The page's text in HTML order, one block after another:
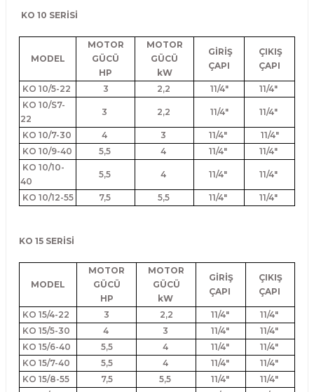
KO 10 SERİSİ
MODEL
MOTOR
GÜCÜ
HP
MOTOR
GÜCÜ
kW
GİRİŞ
ÇAPI
ÇIKIŞ
ÇAPI
KO 10/5-22 3 2,2 11/4"
11/4"
KO 10/S7-
22
3 2,2 11/4" 11/4"
KO 10/7-30 4 3 11/4"
11/4"
KO 10/9-40
5,5 4 11/4"
11/4"
KO 10/10-
40
5,5 4 11/4" 11/4"
KO 10/12-55 7,5 5,5 11/4" 11/4"
KO 15 SERİSİ
MODEL
MOTOR
GÜCÜ
HP
MOTOR
GÜCÜ
kW
GİRİŞ
ÇAPI
ÇIKIŞ
ÇAPI
KO 15/4-22 3 2,2 11/4"
11/4"
KO 15/5-30
4 3 11/4"
11/4"
KO 15/6-40
5,5 4 11/4"
11/4"
KO 15/7-40
5,5 4 11/4"
11/4"
KO 15/8-55
7,5 5,5 11/4"
11/4"